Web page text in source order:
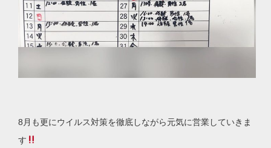
8月も更にウイルス対策を徹底しながら元気に営業していきま
す